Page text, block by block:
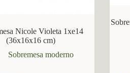
Nicole Violeta 1xe14
(36x16x16 cm)
Sobremesa moderno